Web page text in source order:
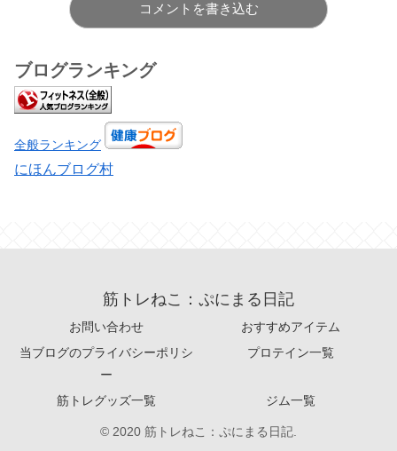
コメントを書き込む
ブログランキング
全般ランキング
にほんブログ村
筋トレねこ：ぷにまる日記
お問い合わせ
おすすめアイテム
当ブログのプライバシーポリシ
ー
プロテイン一覧
筋トレグッズ一覧 ジム一覧
© 2020 筋トレねこ：ぷにまる日記.